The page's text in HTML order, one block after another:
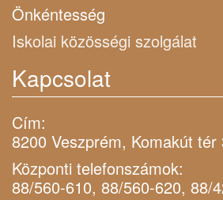
Önkéntesség
Iskolai közösségi szolgálat
Kapcsolat
Cím:
8200 Veszprém, Komakút tér
Központi telefonszámok:
88/560-610, 88/560-620, 88/